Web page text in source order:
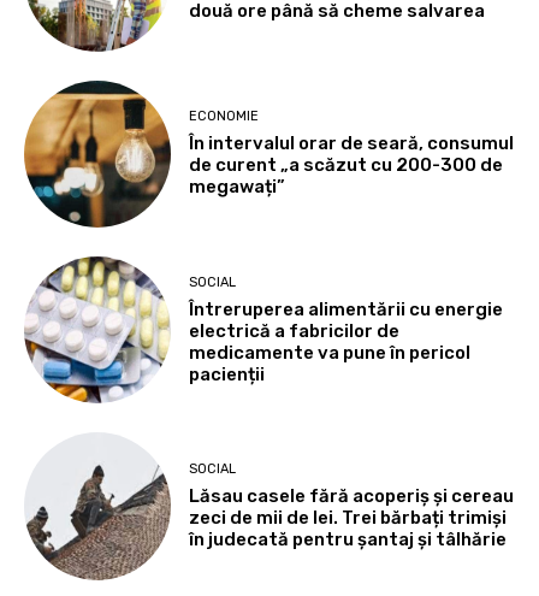
două ore până să cheme salvarea
ECONOMIE
În intervalul orar de seară, consumul
de curent „a scăzut cu 200-300 de
megawați”
SOCIAL
Întreruperea alimentării cu energie
electrică a fabricilor de
medicamente va pune în pericol
pacienții
SOCIAL
Lăsau casele fără acoperiș și cereau
zeci de mii de lei. Trei bărbați trimiși
în judecată pentru șantaj și tâlhărie